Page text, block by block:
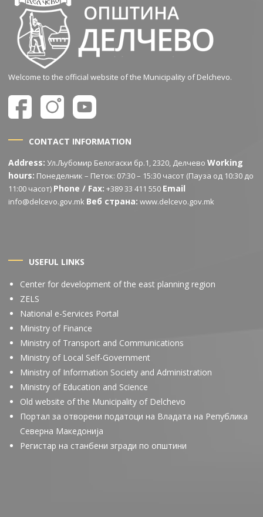
Welcome to the official website of the Municipality of Delchevo.
CONTACT INFORMATION
Address: Ул.Љубомир Белогаски бр.1, 2320, ДелчевоWorking
hours: Понеделник – Петок: 07:30 – 15:30 часот (Пауза од 10:30 до
11:00 часот) Phone / Fax: +389 33 411 550 Email
info@delcevo.gov.mk Веб страна: www.delcevo.gov.mk
USEFUL LINKS
Center for development of the east planning region
ZELS
National e-Services Portal
Ministry of Finance
Ministry of Transport and Communications
Ministry of Local Self-Government
Ministry of Information Society and Administration
Ministry of Education and Science
Old website of the Municipality of Delchevo
Портал за отворени податоци на Владата на Република
Северна Македонија
Регистар на станбени згради по општини